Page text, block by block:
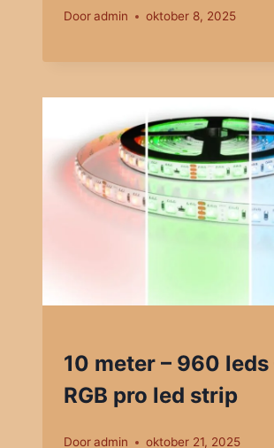
Dooradmin oktober 8, 2025
10 meter – 960 leds
RGB pro led strip
Dooradmin oktober 21, 2025